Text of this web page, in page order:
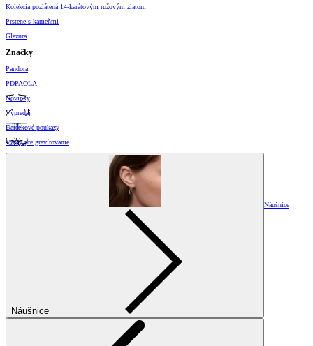
Kolekcia pozlátená 14-karátovým ružovým zlatom
Prstene s kameňmi
Glazúra
Značky
Pandora
PDPAOLA
Novinky
Výpredaj
Darčekové poukazy
Vzory pre gravírovanie
Náušnice
Náušnice